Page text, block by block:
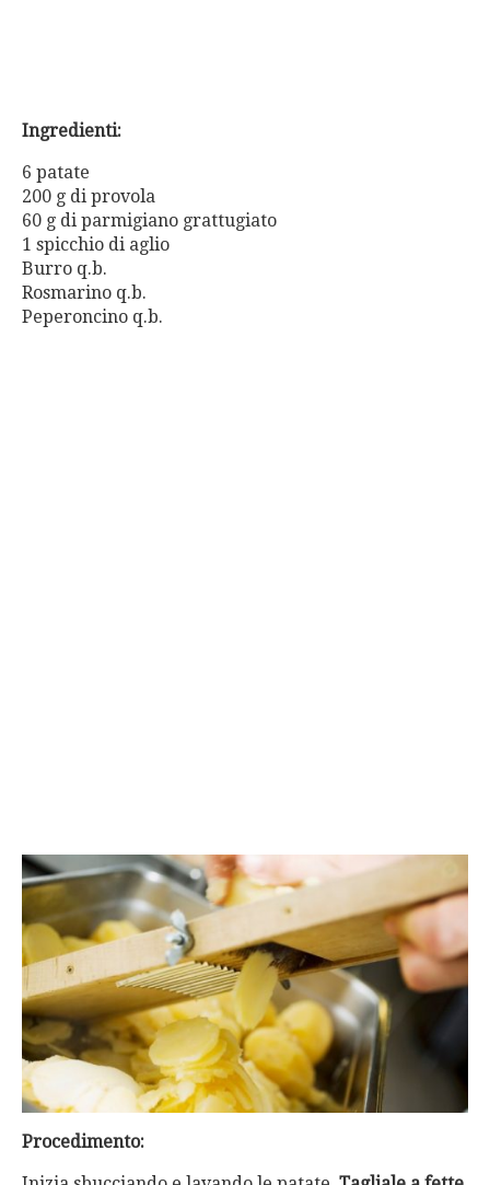
Ingredienti:
6 patate
200 g di provola
60 g di parmigiano grattugiato
1 spicchio di aglio
Burro q.b.
Rosmarino q.b.
Peperoncino q.b.
Procedimento: